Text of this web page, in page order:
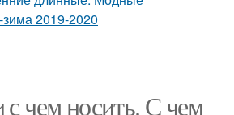
чем носить. С чем